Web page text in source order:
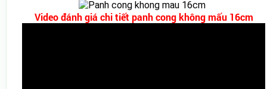
Video đánh giá chi tiết panh cong không mấu 16cm